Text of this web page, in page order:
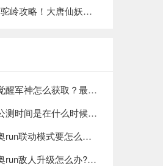
大唐仙妖劫狮驼岭攻略！大唐仙妖劫狮驼岭技能详解
最终幻想觉醒军神怎么获取？最终幻想觉醒军神获取方法介绍！
圣剑契约公测时间是在什么时候？圣剑契约公测时间预测！
超级马里奥run联动模式要怎么解除?超级马里奥run联动模式解除方法
超级马里奥run敌人升级怎么办?超级马里奥run敌人升级解析